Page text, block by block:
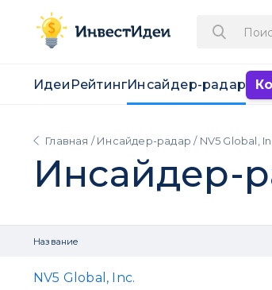
Идеи РейтингИнсайдер-радар
Главная /Инсайдер-радар / NV5 Global,
Инсайдер-
Название
NV5 Global, Inc.